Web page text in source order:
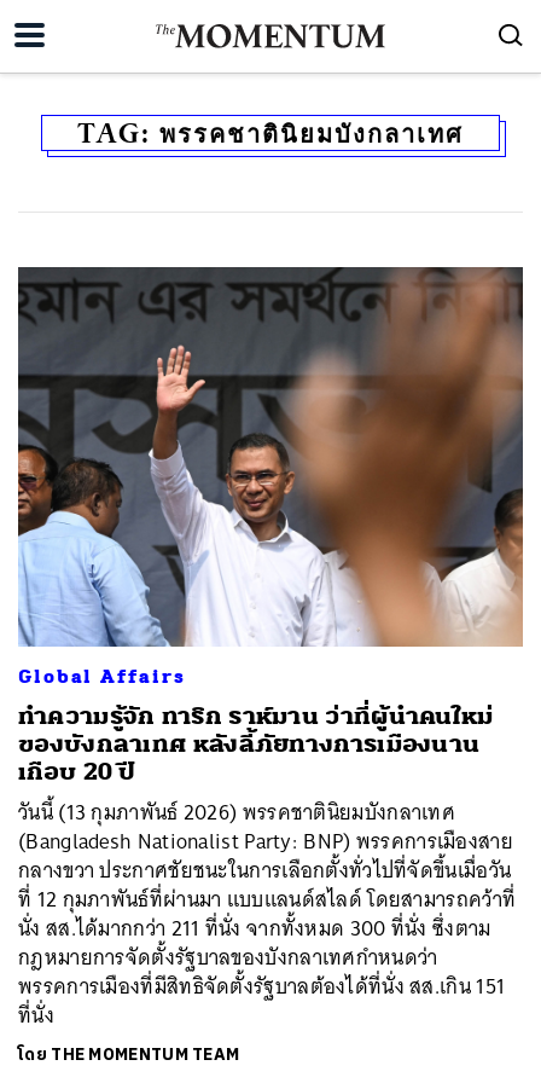
TAG: พรรคชาตินิยมบังกลาเทศ
Global Affairs
ทำความรู้จัก ทาริก ราห์มาน ว่าที่ผู้นำคนใหม่
ของบังกลาเทศ หลังลี้ภัยทางการเมืองนาน
เกือบ 20 ปี
วันนี้ (13 กุมภาพันธ์ 2026) พรรคชาตินิยมบังกลาเทศ
(Bangladesh Nationalist Party: BNP) พรรคการเมืองสาย
กลางขวา ประกาศชัยชนะในการเลือกตั้งทั่วไปที่จัดขึ้นเมื่อวัน
ที่ 12 กุมภาพันธ์ที่ผ่านมา แบบแลนด์สไลด์ โดยสามารถคว้าที่
นั่ง สส.ได้มากกว่า 211 ที่นั่ง จากทั้งหมด 300 ที่นั่ง ซึ่งตาม
กฎหมายการจัดตั้งรัฐบาลของบังกลาเทศกำหนดว่า
พรรคการเมืองที่มีสิทธิจัดตั้งรัฐบาลต้องได้ที่นั่ง สส.เกิน 151
ที่นั่ง
โดย THE MOMENTUM TEAM
SHARE TWEET LINE EMAIL